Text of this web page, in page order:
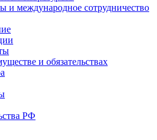
и международное сотрудничество
и обязательствах
РФ